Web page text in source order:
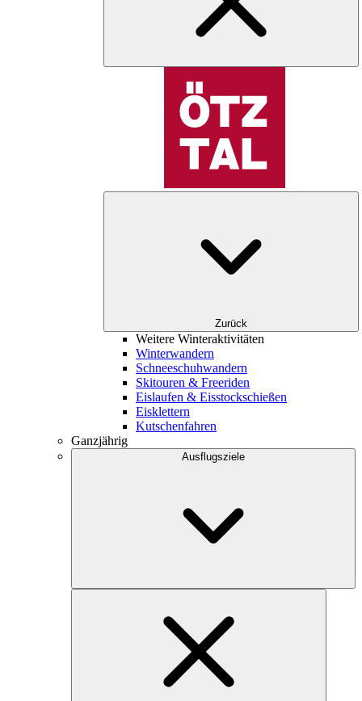
Zurück
Weitere Winteraktivitäten
Winterwandern
Schneeschuhwandern
Skitouren & Freeriden
Eislaufen & Eisstockschießen
Eisklettern
Kutschenfahren
Ganzjährig
Ausflugsziele